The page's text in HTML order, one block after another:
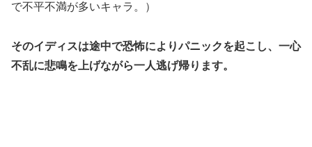
で不平不満が多いキャラ。）
そのイディスは途中で恐怖によりパニックを起こし、一心
不乱に悲鳴を上げながら一人逃げ帰ります。